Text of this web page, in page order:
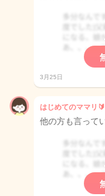
3月25日
はじめてのママリ🔰
他の方も言って